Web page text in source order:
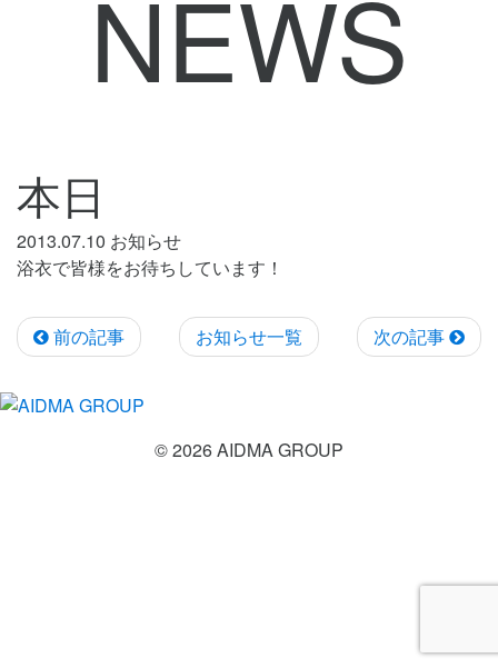
NEWS
本日
2013.07.10 お知らせ
浴衣で皆様をお待ちしています！
前の記事 お知らせ一覧 次の記事
© 2026 AIDMA GROUP